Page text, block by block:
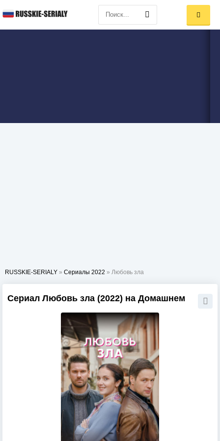
RUSSKIE-SERIALY » Сериалы 2022 » Любовь зла
Сериал Любовь зла (2022) на Домашнем